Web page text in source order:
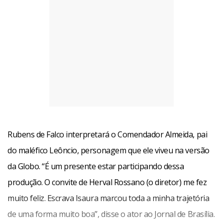
“A Record está apostando muito alto na novela e no setor
de dramaturgia de um modo geral. Estamos trabalhando
Rubens de Falco interpretará o Comendador Almeida, pai
do maléfico Leôncio, personagem que ele viveu na versão
da Globo. “É um presente estar participando dessa
produção. O convite de Herval Rossano (o diretor) me fez
muito feliz. Escrava Isaura marcou toda a minha trajetória
de uma forma muito boa”, disse o ator ao Jornal de Brasília.